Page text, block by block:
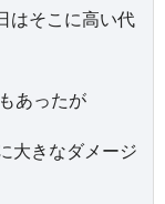
はそこに高い代
あったが
大きなダメージ